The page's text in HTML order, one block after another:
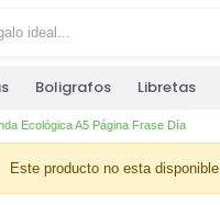
Boligrafos Libretas
Ecológica A5 Página Frase Día
Este producto no esta disponible.